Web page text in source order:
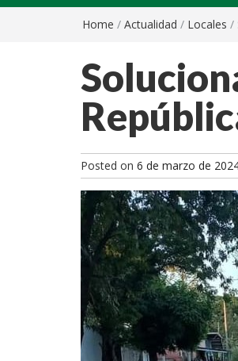
Home / Actualidad / Locales /
Posted on 6 de marzo de